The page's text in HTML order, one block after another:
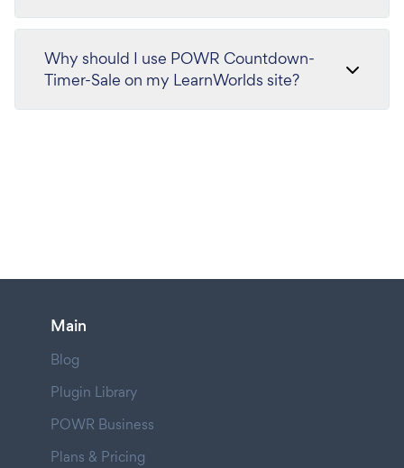
Why should I use POWR Countdown-
Timer-Sale on my LearnWorlds site?
Main
Blog
Plugin Library
POWR Business
Plans & Pricing